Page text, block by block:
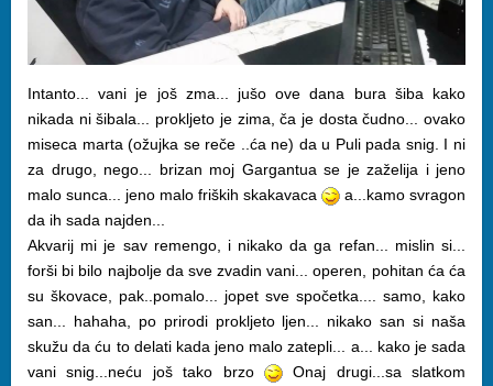
Intanto... vani je još zma... jušo ove dana bura šiba kako
nikada ni šibala... prokljeto je zima, ča je dosta čudno... ovako
miseca marta (ožujka se reče ..ća ne) da u Puli pada snig. I ni
za drugo, nego... brizan moj Gargantua se je zaželija i jeno
malo sunca... jeno malo friških skakavaca
a...kamo svragon
da ih sada najden...
Akvarij mi je sav remengo, i nikako da ga refan... mislin si...
forši bi bilo najbolje da sve zvadin vani... operen, pohitan ća ća
su škovace, pak..pomalo... jopet sve spočetka.... samo, kako
san... hahaha, po prirodi prokljeto ljen... nikako san si naša
skužu da ću to delati kada jeno malo zatepli... a... kako je sada
vani snig...neću još tako brzo
Onaj drugi...sa slatkom